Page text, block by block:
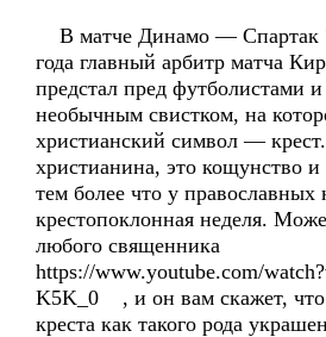
В матче Динамо — Спартак
года главный арбитр матча
предстал пред футболистами
необычным свистком, на
христианский символ —
христианина, это кощунство и
тем более что у православных
крестопоклонная неделя.
любого священника
https://www.youtube.com/
K5K_0 , и он вам скажет,
креста как такого рода